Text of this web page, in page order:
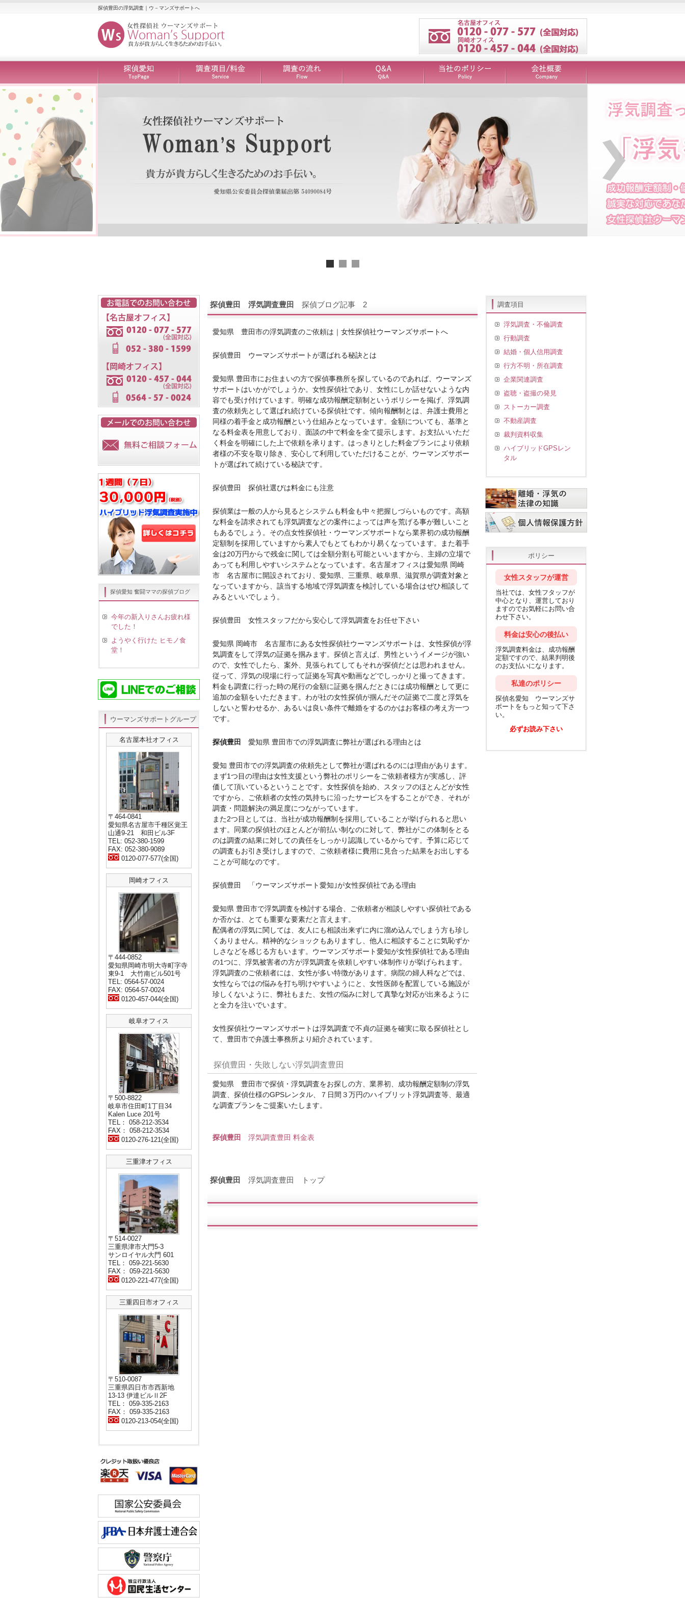
探偵豊田の浮気調査｜ウ－マンズサポートへ
探偵豊田 浮気調査豊田 探偵ブログ記事 2
愛知県 豊田市の浮気調査のご依頼は｜女性探偵社ウーマンズサポートへ
探偵豊田 ウーマンズサポートが選ばれる秘訣とは
愛知県 豊田市にお住まいの方で探偵事務所を探しているのであれば、ウーマンズ
サポートはいかがでしょうか。女性探偵社であり、女性にしか話せないような内
容でも受け付けています。明確な成功報酬定額制というポリシーを掲げ、浮気調
査の依頼先として選ばれ続けている探偵社です。傾向報酬制とは、弁護士費用と
同様の着手金と成功報酬という仕組みとなっています。金額についても、基準と
なる料金表を用意しており、面談の中で料金を全て提示します。お支払いいただ
く料金を明確にした上で依頼を承ります。はっきりとした料金プランにより依頼
者様の不安を取り除き、安心して利用していただけることが、ウーマンズサポー
トが選ばれて続けている秘訣です。
探偵豊田 探偵社選びは料金にも注意
探偵業は一般の人から見るとシステムも料金も中々把握しづらいものです。高額
な料金を請求されても浮気調査などの案件によっては声を荒げる事が難しいこと
もあるでしょう。その点女性探偵社・ウーマンズサポートなら業界初の成功報酬
定額制を採用していますから素人でもとてもわかり易くなっています。また着手
金は20万円からで残金に関しては全額分割も可能といいますから、主婦の立場で
あっても利用しやすいシステムとなっています。名古屋オフィスは愛知県 岡崎
市 名古屋市に開設されており、愛知県、三重県、岐阜県、滋賀県が調査対象と
なっていますから、該当する地域で浮気調査を検討している場合はぜひ相談して
みるといいでしょう。
探偵豊田 女性スタッフだから安心して浮気調査をお任せ下さい
愛知県 岡崎市 名古屋市にある女性探偵社ウーマンズサポートは、女性探偵が浮
気調査をして浮気の証拠を掴みます。探偵と言えば、男性というイメージが強い
ので、女性でしたら、案外、見張られてしてもそれが探偵だとは思われません。
従って、浮気の現場に行って証拠を写真や動画などでしっかりと撮ってきます。
料金も調査に行った時の尾行の金額に証拠を掴んだときには成功報酬として更に
追加の金額をいただきます。わが社の女性探偵が掴んだその証拠で二度と浮気を
しないと誓わせるか、あるいは良い条件で離婚をするのかはお客様の考え方一つ
です。
探偵豊田 愛知県 豊田市での浮気調査に弊社が選ばれる理由とは
愛知 豊田市での浮気調査の依頼先として弊社が選ばれるのには理由があります。
まず1つ目の理由は女性支援という弊社のポリシーをご依頼者様方が実感し、評
価して頂いているということです。女性探偵を始め、スタッフのほとんどが女性
ですから、ご依頼者の女性の気持ちに沿ったサービスをすることができ、それが
調査・問題解決の満足度につながっています。
また2つ目としては、当社が成功報酬制を採用していることが挙げられると思い
ます。同業の探偵社のほとんどが前払い制なのに対して、弊社がこの体制をとる
のは調査の結果に対しての責任をしっかり認識しているからです。予算に応じて
の調査もお引き受けしますので、ご依頼者様に費用に見合った結果をお出しする
ことが可能なのです。
探偵豊田 「ウーマンズサポート愛知｣が女性探偵社である理由
愛知県 豊田市で浮気調査を検討する場合、ご依頼者が相談しやすい探偵社である
か否かは、とても重要な要素だと言えます。
配偶者の浮気に関しては、友人にも相談出来ずに内に溜め込んでしまう方も珍し
くありません。精神的なショックもありますし、他人に相談することに気恥ずか
しさなどを感じる方もいます。ウーマンズサポート愛知が女性探偵社である理由
の1つに、浮気被害者の方が浮気調査を依頼しやすい体制作りが挙げられます。
浮気調査のご依頼者には、女性が多い特徴があります。病院の婦人科などでは、
女性ならではの悩みを打ち明けやすいようにと、女性医師を配置している施設が
珍しくないように、弊社もまた、女性の悩みに対して真摯な対応が出来るように
と全力を注いでいます。
女性探偵社ウーマンズサポートは浮気調査で不貞の証拠を確実に取る探偵社とし
て、豊田市で弁護士事務所より紹介されています。
探偵豊田・失敗しない浮気調査豊田
愛知県 豊田市で探偵・浮気調査をお探しの方、業界初、成功報酬定額制の浮気
調査、探偵仕様のGPSレンタル、７日間３万円のハイブリット浮気調査等、最適
な調査プランをご提案いたします。
探偵豊田 浮気調査豊田 料金表
探偵豊田 浮気調査豊田 トップ
調査項目
浮気調査・不倫調査
行動調査
結婚・個人信用調査
行方不明・所在調査
企業関連調査
盗聴・盗撮の発見
ストーカー調査
不動産調査
裁判資料収集
ハイブリッドGPSレン
タル
ポリシー
女性スタッフが運営
当社では、女性フタッフが
中心となり、運営しており
ますのでお気軽にお問い合
わせ下さい。
料金は安心の後払い
浮気調査料金は、成功報酬
定額ですので、結果判明後
のお支払いになります。
私達のポリシー
探偵名愛知 ウーマンズサ
ポートをもっと知って下さ
い。
必ずお読み下さい
探偵愛知 奮闘ママの探偵ブログ
今年の新入りさんお疲れ様
でした！
ようやく行けた ヒモノ食
堂！
ウーマンズサポートグループ
名古屋本社オフィス
〒464-0841
愛知県名古屋市千種区覚王
山通9-21 和田ビル3F
TEL: 052-380-1599
FAX: 052-380-9089
0120-077-577(全国)
岡崎オフィス
〒444-0852
愛知県岡崎市明大寺町字寺
東9-1 大竹南ビル501号
TEL: 0564-57-0024
FAX: 0564-57-0024
0120-457-044(全国)
岐阜オフィス
〒500-8822
岐阜市住田町1丁目34
Kalen Luce 201号
TEL： 058-212-3534
FAX： 058-212-3534
0120-276-121(全国)
三重津オフィス
〒514-0027
三重県津市大門5-3
サンロイヤル大門 601
TEL： 059-221-5630
FAX： 059-221-5630
0120-221-477(全国)
三重四日市オフィス
〒510-0087
三重県四日市市西新地
13-13 伊達ビルⅡ2F
TEL： 059-335-2163
FAX： 059-335-2163
0120-213-054(全国)